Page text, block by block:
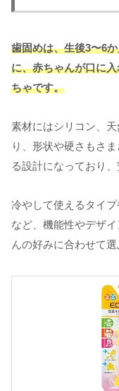
歯固めは、生後3〜6
に、赤ちゃんが口に
ちゃです。
素材にはシリコン、
り、形状や硬さもさ
る設計になっており
冷やして使えるタイ
など、機能性やデザ
んの好みに合わせて選